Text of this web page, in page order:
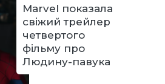
Marvel показала
свіжий трейлер
четвертого
фільму про
Людину-павука